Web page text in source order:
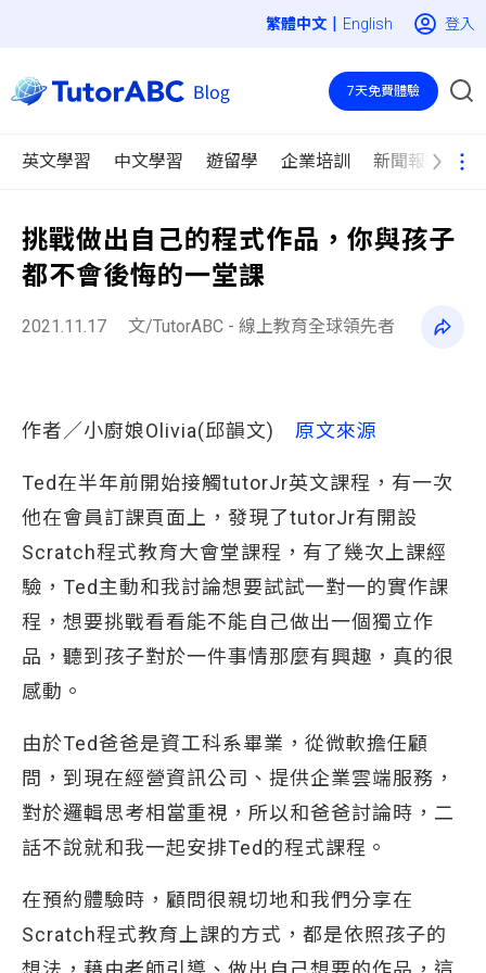
| English 登入
英文學習 中文學習 遊留學 企業培訓 新聞報導
7天免費體驗
挑戰做出自己的程式作品，你與孩子
都不會後悔的一堂課
2021.11.17 文/TutorABC - 線上教育全球領先者
作者／小廚娘Olivia(邱韻文) 原文來源
Ted在半年前開始接觸tutorJr英文課程，有一次
他在會員訂課頁面上，發現了tutorJr有開設
Scratch程式教育大會堂課程，有了幾次上課經
驗，Ted主動和我討論想要試試一對一的實作課
程，想要挑戰看看能不能自己做出一個獨立作
品，聽到孩子對於一件事情那麼有興趣，真的很
感動。
由於Ted爸爸是資工科系畢業，從微軟擔任顧
問，到現在經營資訊公司、提供企業雲端服務，
對於邏輯思考相當重視，所以和爸爸討論時，二
話不說就和我一起安排Ted的程式課程。
在預約體驗時，顧問很親切地和我們分享在
Scratch程式教育上課的方式，都是依照孩子的